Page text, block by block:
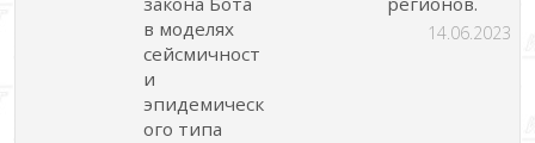
в моделях
сейсмичност
и
эпидемическ
ого типа
14.06.2023